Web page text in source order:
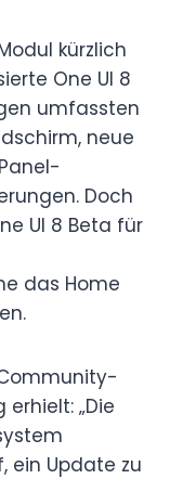
kürzlich
One UI 8
umfassten
neue
Doch
UI 8 Beta für
das Home
„Die
ein Update zu